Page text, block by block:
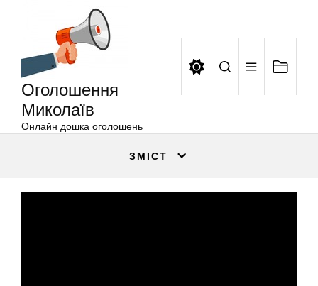
Оголошення
Миколаїв
Онлайн дошка оголошень
ЗМІСТ